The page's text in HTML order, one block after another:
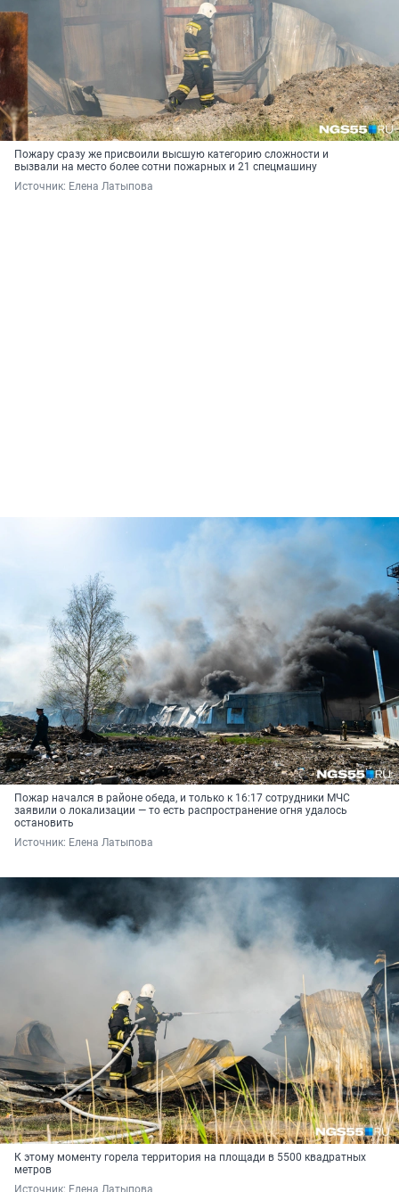
Пожару сразу же присвоили высшую категорию сложности и
вызвали на место более сотни пожарных и 21 спецмашину
Источник: Елена Латыпова
Пожар начался в районе обеда, и только к 16:17 сотрудники МЧС
заявили о локализации — то есть распространение огня удалось
остановить
Источник: Елена Латыпова
К этому моменту горела территория на площади в 5500 квадратных
метров
Источник: Елена Латыпова